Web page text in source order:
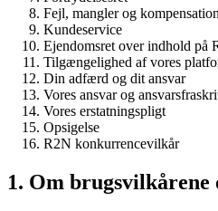
Fejl, mangler og kompensation
Kundeservice
Ejendomsret over indhold på
Tilgængelighed af vores
Din adfærd og dit ansvar
Vores ansvar og
Vores erstatningspligt
Opsigelse
R2N konkurrencevilkår
1. Om brugsvilkårene